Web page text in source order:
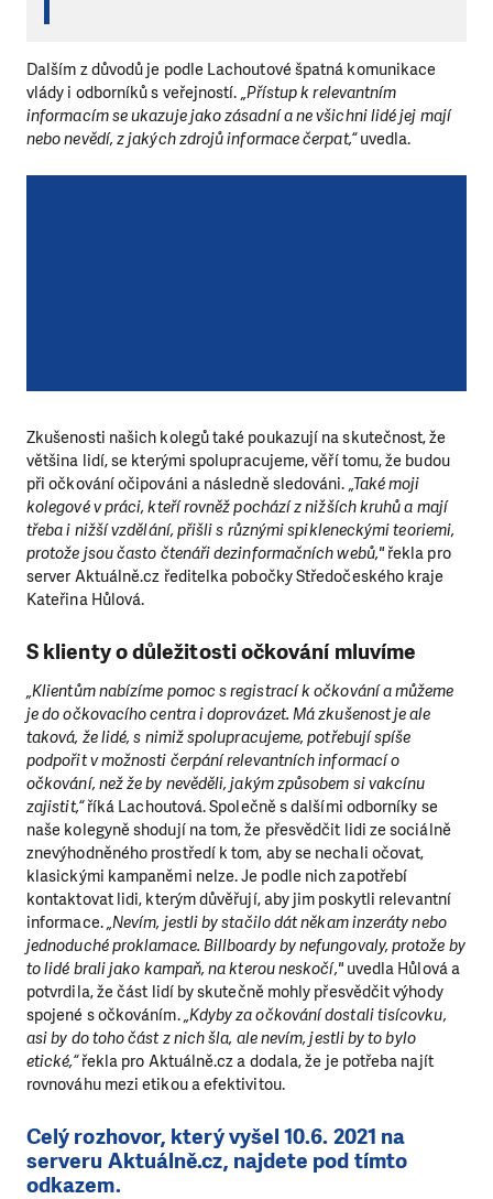
Dalším z důvodů je podle Lachoutové špatná komunikace
vlády i odborníků s veřejností. „Přístup k relevantním
informacím se ukazuje jako zásadní a ne všichni lidé jej mají
nebo nevědí, z jakých zdrojů informace čerpat,“uvedla.
Zkušenosti našich kolegů také poukazují na skutečnost, že
většina lidí, se kterými spolupracujeme, věří tomu, že budou
při očkování očipováni a následně sledováni. „Také moji
kolegové v práci, kteří rovněž pochází z nižších kruhů a mají
třeba i nižší vzdělání, přišli s různými spikleneckými teoriemi,
protože jsou často čtenáři dezinformačních webů,"řekla pro
server Aktuálně.cz ředitelka pobočky Středočeského kraje
Kateřina Hůlová.
S klienty o důležitosti očkování mluvíme
„Klientům nabízíme pomoc s registrací k očkování a můžeme
je do očkovacího centra i doprovázet. Má zkušenost je ale
taková, že lidé, s nimiž spolupracujeme, potřebují spíše
podpořit v možnosti čerpání relevantních informací o
očkování, než že by nevěděli, jakým způsobem si vakcínu
zajistit,“říká Lachoutová. Společně s dalšími odborníky se
naše kolegyně shodují na tom, že přesvědčit lidi ze sociálně
znevýhodněného prostředí k tom, aby se nechali očovat,
klasickými kampaněmi nelze. Je podle nich zapotřebí
kontaktovat lidi, kterým důvěřují, aby jim poskytli relevantní
informace.„Nevím, jestli by stačilo dát někam inzeráty nebo
jednoduché proklamace. Billboardy by nefungovaly, protože by
to lidé brali jako kampaň, na kterou neskočí,"uvedla Hůlová a
potvrdila, že část lidí by skutečně mohly přesvědčit výhody
spojené s očkováním.„Kdyby za očkování dostali tisícovku,
asi by do toho část z nich šla, ale nevím, jestli by to bylo
etické,“řekla pro Aktuálně.cz a dodala, že je potřeba najít
rovnováhu mezi etikou a efektivitou.
Celý rozhovor, který vyšel 10.6. 2021 na
serveru Aktuálně.cz, najdete pod tímto
odkazem.